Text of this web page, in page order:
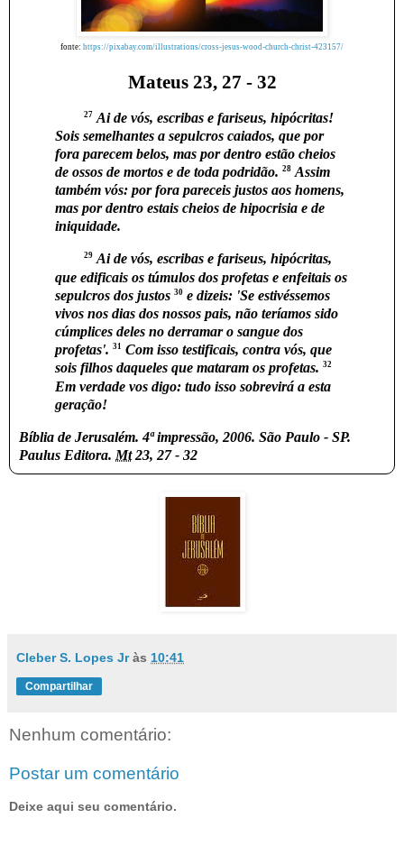
fonte: https://pixabay.com/illustrations/cross-jesus-wood-church-christ-423157/
Mateus 23, 27 - 32
27 Ai de vós, escribas e fariseus, hipócritas!
Sois semelhantes a sepulcros caiados, que por
fora parecem belos, mas por dentro estão cheios
de ossos de mortos e de toda podridão. 28 Assim
também vós: por fora pareceis justos aos homens,
mas por dentro estais cheios de hipocrisia e de
iniquidade.
29 Ai de vós, escribas e fariseus, hipócritas,
que edificais os túmulos dos profetas e enfeitais os
sepulcros dos justos 30 e dizeis: 'Se estivéssemos
vivos nos dias dos nossos pais, não teríamos sido
cúmplices deles no derramar o sangue dos
profetas'. 31 Com isso testificais, contra vós, que
sois filhos daqueles que mataram os profetas. 32
Em verdade vos digo: tudo isso sobrevirá a esta
geração!
Bíblia de Jerusalém. 4ª impressão, 2006. São Paulo - SP.
Paulus Editora. Mt23, 27 - 32
Cleber S. Lopes Jr às 10:41
Compartilhar
Nenhum comentário:
Postar um comentário
Deixe aqui seu comentário.